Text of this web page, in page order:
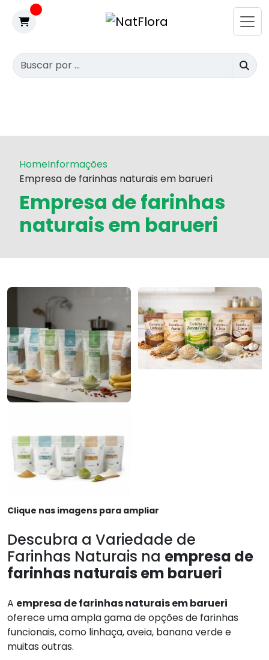
HomeInformações
Empresa de farinhas naturais em barueri
Empresa de farinhas
naturais em barueri
Clique nas imagens para ampliar
Descubra a Variedade de
Farinhas Naturais na empresa de
farinhas naturais em barueri
A empresa de farinhas naturais em barueri
oferece uma ampla gama de opções de farinhas
funcionais, como linhaça, aveia, banana verde e
muitas outras.